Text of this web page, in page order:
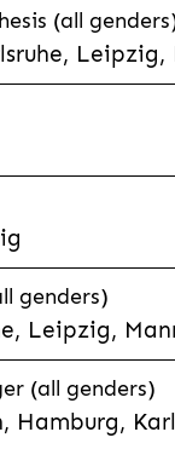
(all
genders)
Leipzig,
(all genders)
Hamburg,